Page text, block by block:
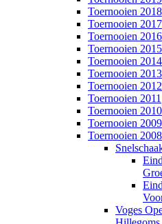
Toernooien 2018
Toernooien 2017
Toernooien 2016
Toernooien 2015
Toernooien 2014
Toernooien 2013
Toernooien 2012
Toernooien 2011
Toernooien 2010
Toernooien 2009
Toernooien 2008
Voges